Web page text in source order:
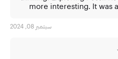
more interesting. It was
سبتمبر 08, 2024